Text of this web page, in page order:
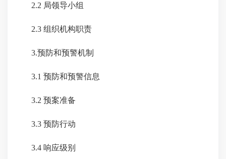
2.2 局领导小组
2.3 组织机构职责
3.预防和预警机制
3.1 预防和预警信息
3.2 预案准备
3.3 预防行动
3.4 响应级别